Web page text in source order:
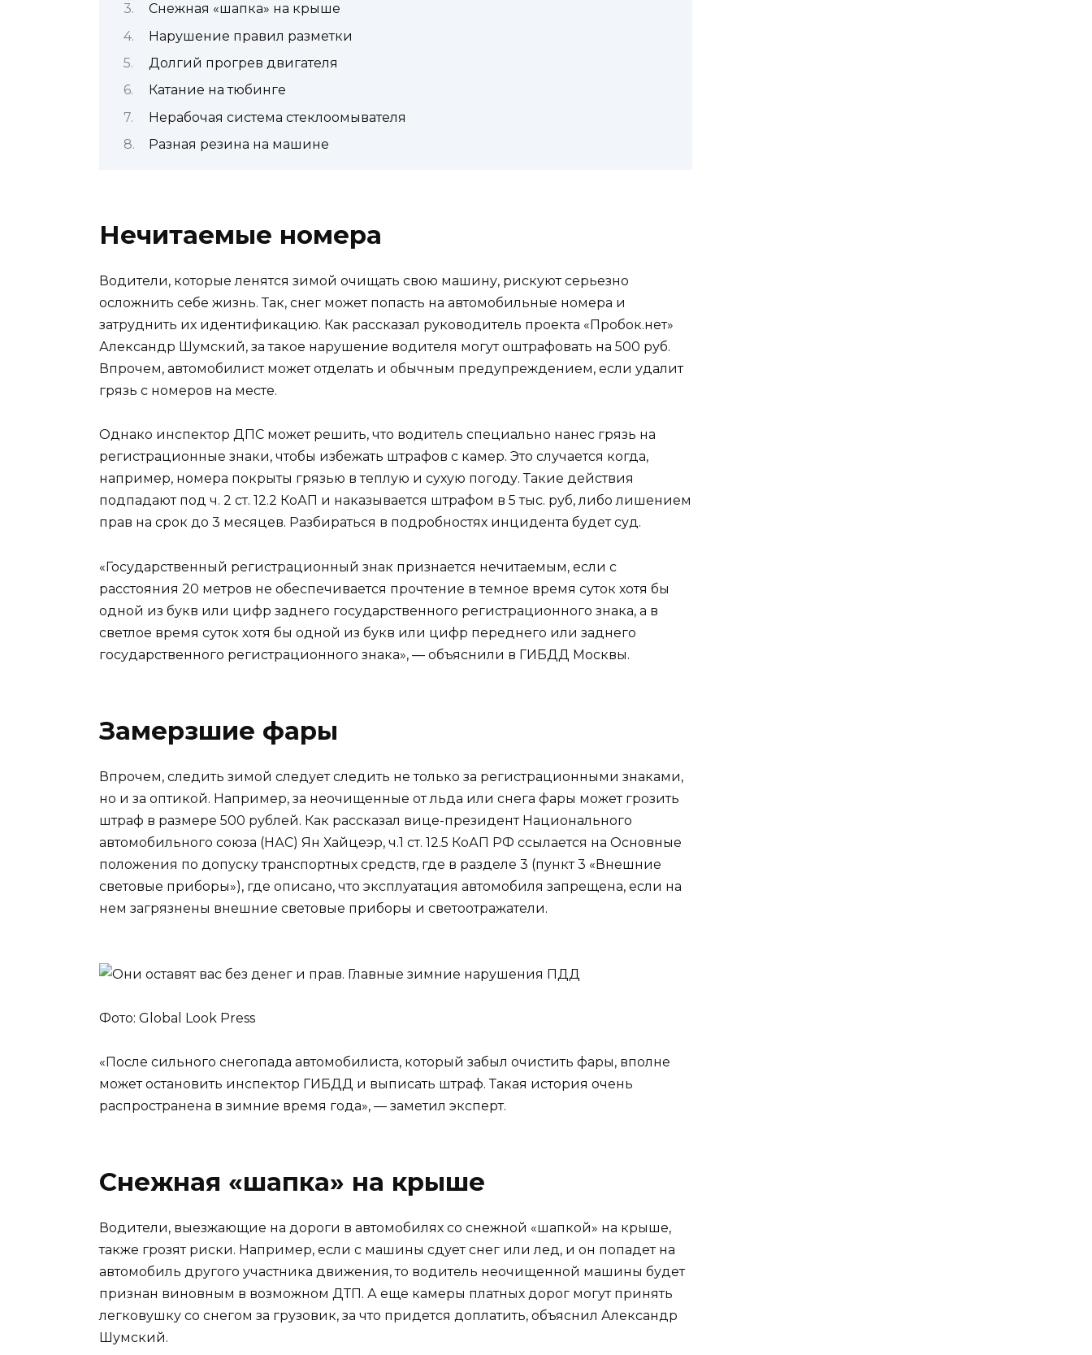
Снежная «шапка» на крыше
Нарушение правил разметки
Долгий прогрев двигателя
Катание на тюбинге
Нерабочая система стеклоомывателя
Разная резина на машине
Нечитаемые номера
Водители, которые ленятся зимой очищать свою машину, рискуют серьезно
осложнить себе жизнь. Так, снег может попасть на автомобильные номера и
затруднить их идентификацию. Как рассказал руководитель проекта «Пробок.нет»
Александр Шумский, за такое нарушение водителя могут оштрафовать на 500 руб.
Впрочем, автомобилист может отделать и обычным предупреждением, если удалит
грязь с номеров на месте.
Однако инспектор ДПС может решить, что водитель специально нанес грязь на
регистрационные знаки, чтобы избежать штрафов с камер. Это случается когда,
например, номера покрыты грязью в теплую и сухую погоду. Такие действия
подпадают под ч. 2 ст. 12.2 КоАП и наказывается штрафом в 5 тыс. руб, либо лишением
прав на срок до 3 месяцев. Разбираться в подробностях инцидента будет суд.
«Государственный регистрационный знак признается нечитаемым, если с
расстояния 20 метров не обеспечивается прочтение в темное время суток хотя бы
одной из букв или цифр заднего государственного регистрационного знака, а в
светлое время суток хотя бы одной из букв или цифр переднего или заднего
государственного регистрационного знака», — объяснили в ГИБДД Москвы.
Замерзшие фары
Впрочем, следить зимой следует следить не только за регистрационными знаками,
но и за оптикой. Например, за неочищенные от льда или снега фары может грозить
штраф в размере 500 рублей. Как рассказал вице-президент Национального
автомобильного союза (НАС) Ян Хайцеэр, ч.1 ст. 12.5 КоАП РФ ссылается на Основные
положения по допуску транспортных средств, где в разделе 3 (пункт 3 «Внешние
световые приборы»), где описано, что эксплуатация автомобиля запрещена, если на
нем загрязнены внешние световые приборы и светоотражатели.
Фото: Global Look Press
«После сильного снегопада автомобилиста, который забыл очистить фары, вполне
может остановить инспектор ГИБДД и выписать штраф. Такая история очень
распространена в зимние время года», — заметил эксперт.
Снежная «шапка» на крыше
Водители, выезжающие на дороги в автомобилях со снежной «шапкой» на крыше,
также грозят риски. Например, если с машины сдует снег или лед, и он попадет на
автомобиль другого участника движения, то водитель неочищенной машины будет
признан виновным в возможном ДТП. А еще камеры платных дорог могут принять
легковушку со снегом за грузовик, за что придется доплатить, объяснил Александр
Шумский.